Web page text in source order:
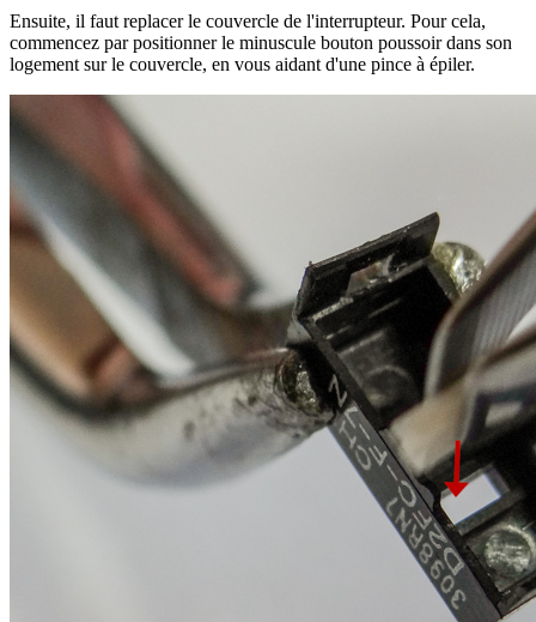
Ensuite, il faut replacer le couvercle de l'interrupteur. Pour cela,
commencez par positionner le minuscule bouton poussoir dans son
logement sur le couvercle, en vous aidant d'une pince à épiler.